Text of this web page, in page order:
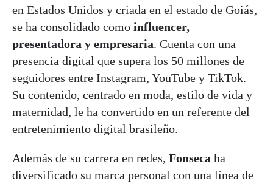
en Estados Unidos y criada en el estado de Goiás,
se ha consolidado como influencer,
presentadora y empresaria. Cuenta con una
presencia digital que supera los 50 millones de
seguidores entre Instagram, YouTube y TikTok.
Su contenido, centrado en moda, estilo de vida y
maternidad, le ha convertido en un referente del
entretenimiento digital brasileño.
Además de su carrera en redes, Fonseca ha
diversificado su marca personal con una línea de